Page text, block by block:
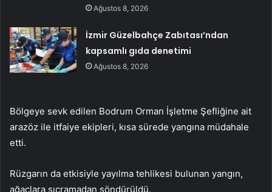
Ağustos 8, 2026
İzmir Güzelbahçe Zabıtası’ndan
kapsamlı gıda denetimi
Ağustos 8, 2026
Bölgeye sevk edilen Bodrum Orman İşletme Şefliğine ait
arazöz ile itfaiye ekipleri, kısa sürede yangına müdahale
etti.
Rüzgarın da etkisiyle yayılma tehlikesi bulunan yangın,
ağaçlara sıçramadan söndürüldü.